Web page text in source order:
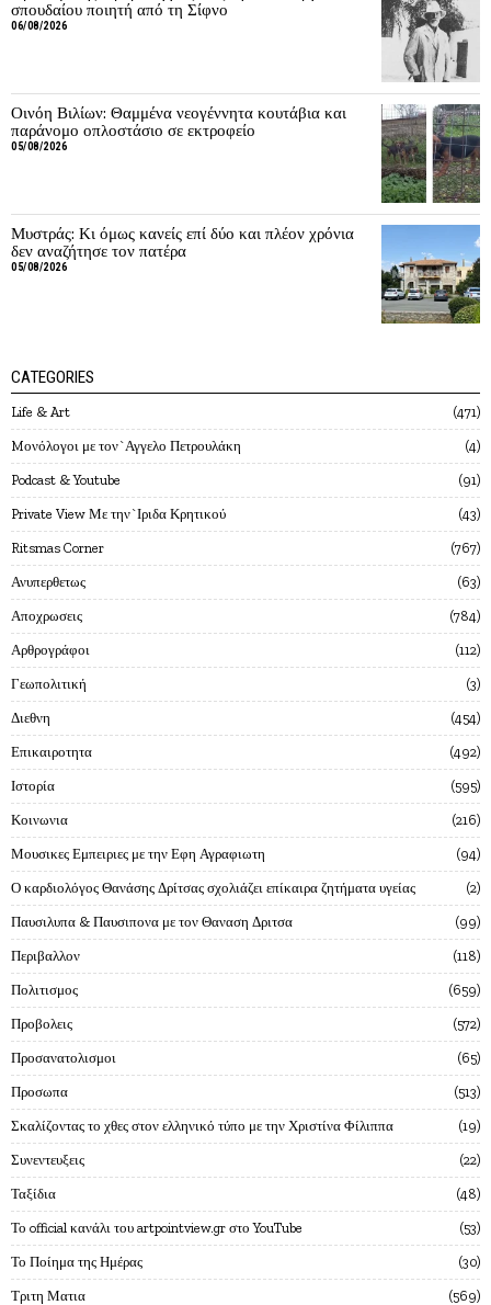
σπουδαίου ποιητή από τη Σίφνο
06/08/2026
Οινόη Βιλίων: Θαμμένα νεογέννητα κουτάβια και
παράνομο οπλοστάσιο σε εκτροφείο
05/08/2026
Μυστράς: Κι όμως κανείς επί δύο και πλέον χρόνια
δεν αναζήτησε τον πατέρα
05/08/2026
CATEGORIES
Life & Art 471
Mονόλογοι με τον`Αγγελο Πετρουλάκη 4
Podcast & Youtube 91
Private View Με την`Ιριδα Κρητικού 43
Ritsmas Corner 767
Ανυπερθετως 63
Αποχρωσεις 784
Αρθρογράφοι 112
Γεωπολιτική 3
Διεθνη 454
Επικαιροτητα 492
Ιστορία 595
Κοινωνια 216
Μουσικες Εμπειριες με την Εφη Αγραφιωτη 94
Ο καρδιολόγος Θανάσης Δρίτσας σχολιάζει επίκαιρα ζητήματα υγείας 2
Παυσιλυπα & Παυσιπονα με τον Θαναση Δριτσα 99
Περιβαλλον 118
Πολιτισμος 659
Προβολεις 572
Προσανατολισμοι 65
Προσωπα 513
Σκαλίζοντας το χθες στον ελληνικό τύπο με την Χριστίνα Φίλιππα 19
Συνεντευξεις 22
Ταξίδια 48
Το official κανάλι του artpointview.gr στο YouTube 53
Το Ποίημα της Ημέρας 30
Τριτη Ματια 569